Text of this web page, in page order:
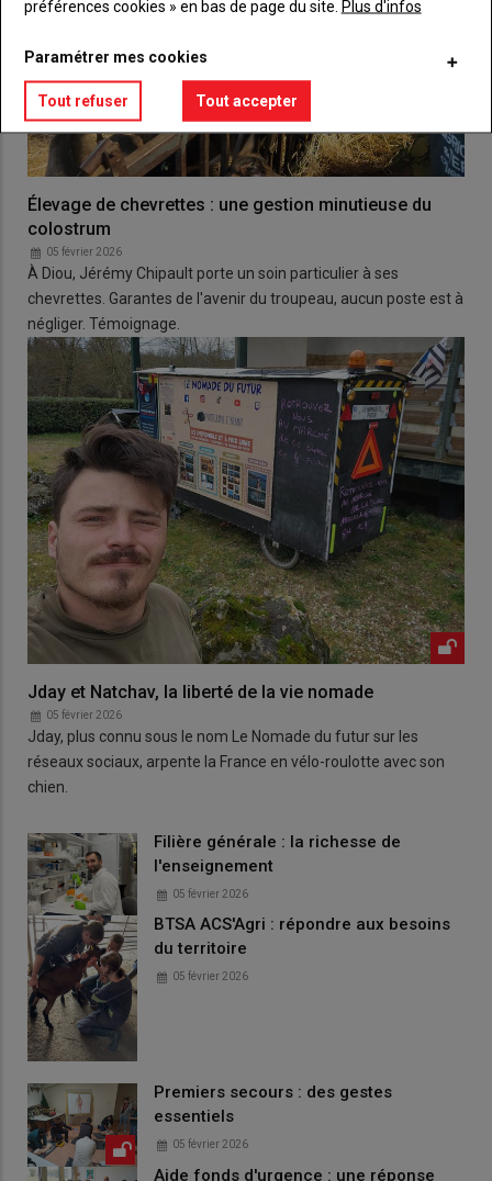
Élevage de chevrettes : une gestion minutieuse du
colostrum
05 février 2026
À Diou, Jérémy Chipault porte un soin particulier à ses
chevrettes. Garantes de l'avenir du troupeau, aucun poste est à
négliger. Témoignage.
Jday et Natchav, la liberté de la vie nomade
05 février 2026
Jday, plus connu sous le nom Le Nomade du futur sur les
réseaux sociaux, arpente la France en vélo-roulotte avec son
chien.
Filière générale : la richesse de
l'enseignement
05 février 2026
BTSA ACS'Agri : répondre aux besoins
du territoire
05 février 2026
Premiers secours : des gestes
essentiels
05 février 2026
Aide fonds d'urgence : une réponse
préférences cookies » en bas de page du site. Plus d'infos
Paramétrer mes cookies
Tout refuser Tout accepter